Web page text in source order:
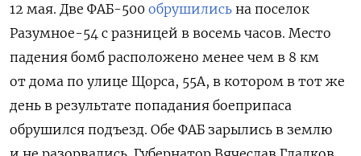
12 мая. Две ФАБ-500 обрушились на поселок
Разумное-54 с разницей в восемь часов. Место
падения бомб расположено менее чем в 8 км
от дома по улице Щорса, 55А, в котором в тот же
день в результате попадания боеприпаса
обрушился подъезд. Обе ФАБ зарылись в землю